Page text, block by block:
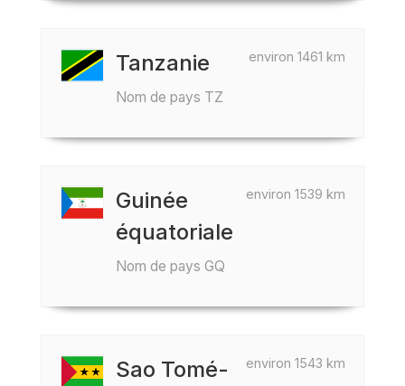
environ 1461 km
Tanzanie
Nom de pays TZ
environ 1539 km
Guinée
équatoriale
Nom de pays GQ
environ 1543 km
Sao Tomé-